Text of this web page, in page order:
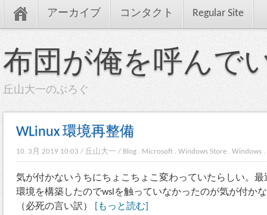
アーカイブ コンタクト Regular Site
布団が俺を呼んで
丘山大一のぶろぐ
WLinux 環境再整備
10. 3月 2019 10:03 / 丘山大一 / Blog . Microsoft . Windows Store . Windows .
気が付かないうちにちょこちょこ変わっていたらしい。最
環境を構築したのでwslを触っていなかったのが気が付か
（必死の言い訳）
[もっと読む]